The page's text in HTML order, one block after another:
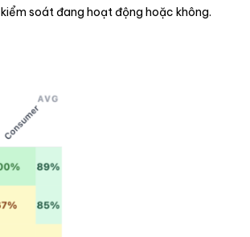
soát đang hoạt động hoặc không.